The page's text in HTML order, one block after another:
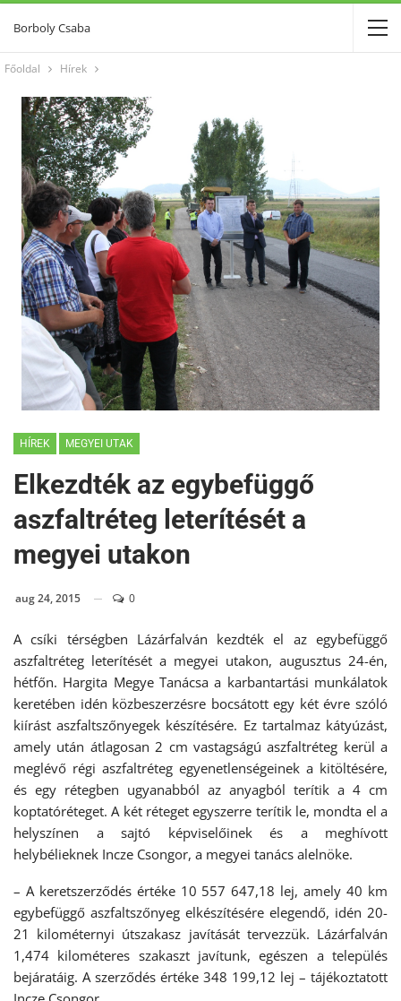
Borboly Csaba
Főoldal Hírek
HÍREK MEGYEI UTAK
Elkezdték az egybefüggő
aszfaltréteg leterítését a
megyei utakon
aug 24, 2015 0
A csíki térségben Lázárfalván kezdték el az egybefüggő
aszfaltréteg leterítését a megyei utakon, augusztus 24-én,
hétfőn. Hargita Megye Tanácsa a karbantartási munkálatok
keretében idén közbeszerzésre bocsátott egy két évre szóló
kiírást aszfaltszőnyegek készítésére. Ez tartalmaz kátyúzást,
amely után átlagosan 2 cm vastagságú aszfaltréteg kerül a
meglévő régi aszfaltréteg egyenetlenségeinek a kitöltésére,
és egy rétegben ugyanabból az anyagból terítik a 4 cm
koptatóréteget. A két réteget egyszerre terítik le, mondta el a
helyszínen a sajtó képviselőinek és a meghívott
helybélieknek Incze Csongor, a megyei tanács alelnöke.
– A keretszerződés értéke 10 557 647,18 lej, amely 40 km
egybefüggő aszfaltszőnyeg elkészítésére elegendő, idén 20-
21 kilométernyi útszakasz javítását tervezzük. Lázárfalván
1,474 kilométeres szakaszt javítunk, egészen a település
bejáratáig. A szerződés értéke 348 199,12 lej – tájékoztatott